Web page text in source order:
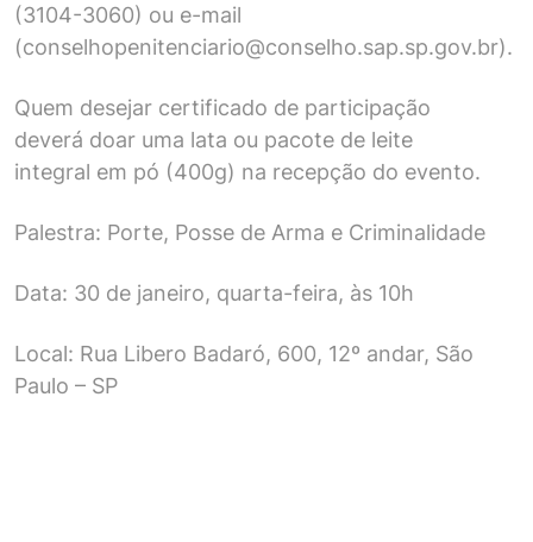
(3104-3060) ou e-mail
(conselhopenitenciario@conselho.sap.sp.gov.br).
Quem desejar certificado de participação
deverá doar uma lata ou pacote de leite
integral em pó (400g) na recepção do evento.
Palestra: Porte, Posse de Arma e Criminalidade
Data: 30 de janeiro, quarta-feira, às 10h
Local: Rua Libero Badaró, 600, 12º andar, São
Paulo – SP